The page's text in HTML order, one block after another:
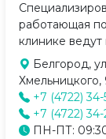
работающая
клинике ведут
Белгород,
Хмельницкого,
+7 (4722) 34-
+7 (4722)
ПН-ПТ: